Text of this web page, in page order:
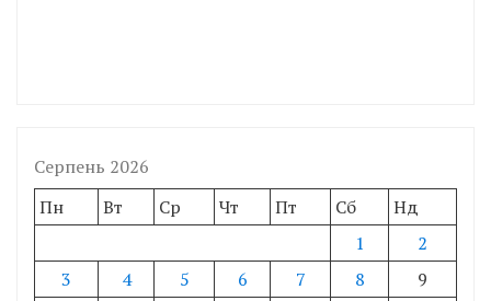
Серпень 2026
Пн
Вт Ср Чт Пт Сб
Нд
1
2
3
4 5 6 7 8
9